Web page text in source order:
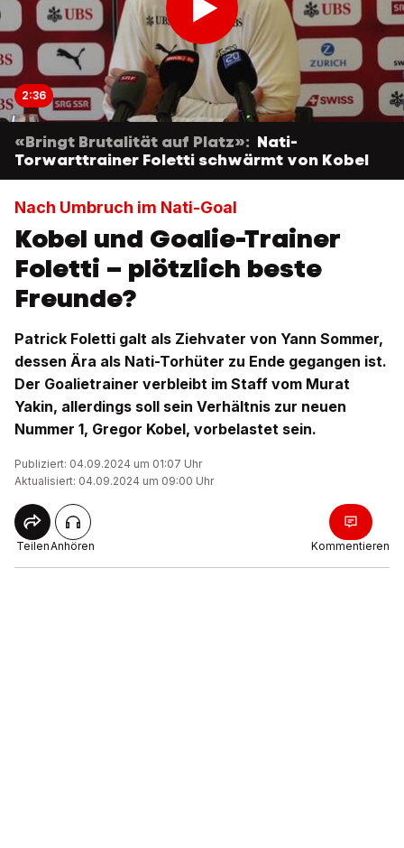
2:36
«Bringt Brutalität auf Platz»: Nati-
Torwarttrainer Foletti schwärmt von Kobel
Nach Umbruch im Nati-Goal
Kobel und Goalie-Trainer
Foletti – plötzlich beste
Freunde?
Patrick Foletti galt als Ziehvater von Yann Sommer,
dessen Ära als Nati-Torhüter zu Ende gegangen ist.
Der Goalietrainer verbleibt im Staff vom Murat
Yakin, allerdings soll sein Verhältnis zur neuen
Nummer 1, Gregor Kobel, vorbelastet sein.
Publiziert: 04.09.2024 um 01:07 Uhr
Aktualisiert: 04.09.2024 um 09:00 Uhr
TeilenAnhören Kommentieren